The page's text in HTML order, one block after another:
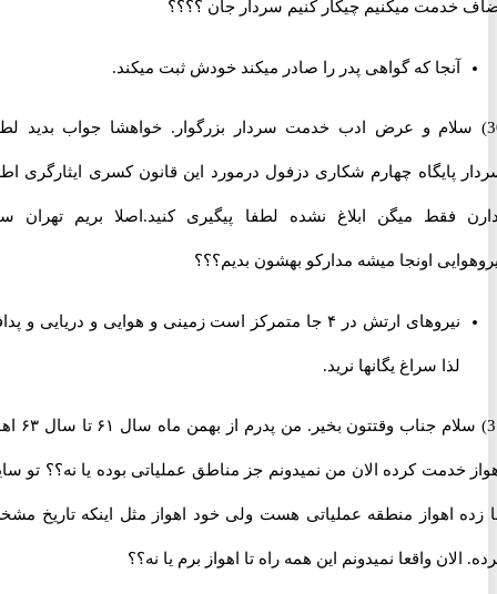
میکنیم چیکار کنیم سردار جان ؟؟؟؟
آنجا که گواهی پدر را صادر میکند خودش ثبت میکند.
سلام و عرض ادب خدمت سردار بزرگوار. خواهشا جواب بدید لطفا.
پایگاه چهارم شکاری دزفول درمورد این قانون کسری ایثارگری اطلاع
فقط میگن ابلاغ نشده لطفا پیگیری کنید.اصلا بریم تهران ستاد
اونجا میشه مدارکو بهشون بدیم؟؟؟
نیروهای ارتش در ۴ جا متمرکز است زمینی و هوایی و دریایی و پدافند
لذا سراغ یگانها نرید.
31) سلام جناب وقتتون بخیر. من پدرم از بهمن ماه سال ۶۱ تا سال ۶۳ اهواز
خدمت کرده الان من نمیدونم جز مناطق عملیاتی بوده یا نه؟؟ تو سایت
اهواز منطقه عملیاتی هست ولی خود اهواز مثل اینکه تاریخ مشخص
واقعا نمیدونم این همه راه تا اهواز برم یا نه؟؟